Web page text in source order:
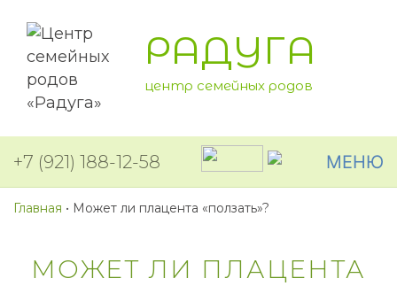
РАДУГА
центр семейных родов
+7 (921) 188-12-58 МЕНЮ
Главная • Может ли плацента «ползать»?
МОЖЕТ ЛИ ПЛАЦЕНТА